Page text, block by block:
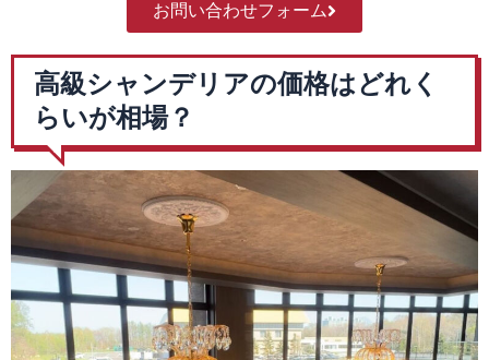
お問い合わせフォーム
高級シャンデリアの価格はどれく
らいが相場？